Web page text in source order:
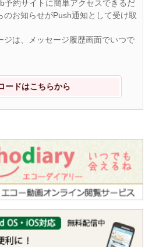
予約サイトに簡単アクセスできるだ
のお知らせがPush通知として受け取
ジは、メッセージ履歴画面でいつで
ードはこちらから